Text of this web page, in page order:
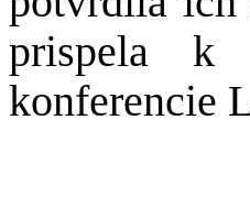
prispela k
konferencie